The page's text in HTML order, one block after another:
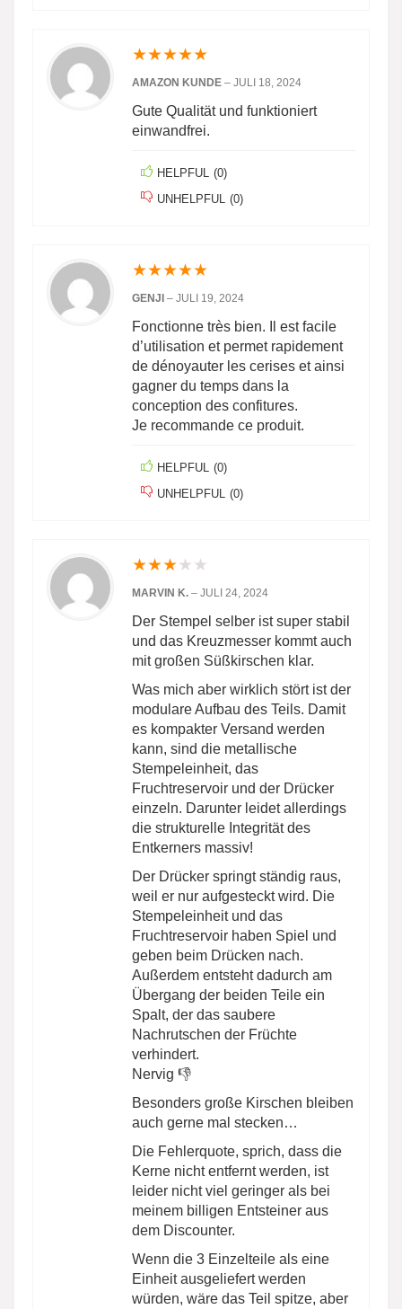
★★★★★
AMAZON KUNDE – JULI 18, 2024
Gute Qualität und funktioniert
einwandfrei.
HELPFUL (0)
UNHELPFUL (0)
★★★★★
GENJI – JULI 19, 2024
Fonctionne très bien. Il est facile
d’utilisation et permet rapidement
de dénoyauter les cerises et ainsi
gagner du temps dans la
conception des confitures.
Je recommande ce produit.
HELPFUL (0)
UNHELPFUL (0)
★★★★ ★
MARVIN K. – JULI 24, 2024
Der Stempel selber ist super stabil
und das Kreuzmesser kommt auch
mit großen Süßkirschen klar.
Was mich aber wirklich stört ist der
modulare Aufbau des Teils. Damit
es kompakter Versand werden
kann, sind die metallische
Stempeleinheit, das
Fruchtreservoir und der Drücker
einzeln. Darunter leidet allerdings
die strukturelle Integrität des
Entkerners massiv!
Der Drücker springt ständig raus,
weil er nur aufgesteckt wird. Die
Stempeleinheit und das
Fruchtreservoir haben Spiel und
geben beim Drücken nach.
Außerdem entsteht dadurch am
Übergang der beiden Teile ein
Spalt, der das saubere
Nachrutschen der Früchte
verhindert.
Nervig 👎
Besonders große Kirschen bleiben
auch gerne mal stecken…
Die Fehlerquote, sprich, dass die
Kerne nicht entfernt werden, ist
leider nicht viel geringer als bei
meinem billigen Entsteiner aus
dem Discounter.
Wenn die 3 Einzelteile als eine
Einheit ausgeliefert werden
würden, wäre das Teil spitze, aber